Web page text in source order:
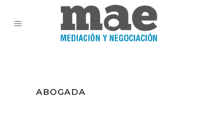
ABOGADA